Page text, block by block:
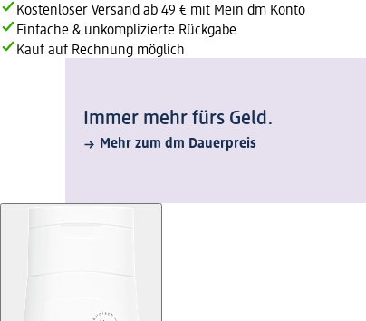
Kostenloser Versand ab 49 € mit Mein dm Konto
Einfache & unkomplizierte Rückgabe
Kauf auf Rechnung möglich
Immer mehr fürs Geld.
Mehr zum dm Dauerpreis